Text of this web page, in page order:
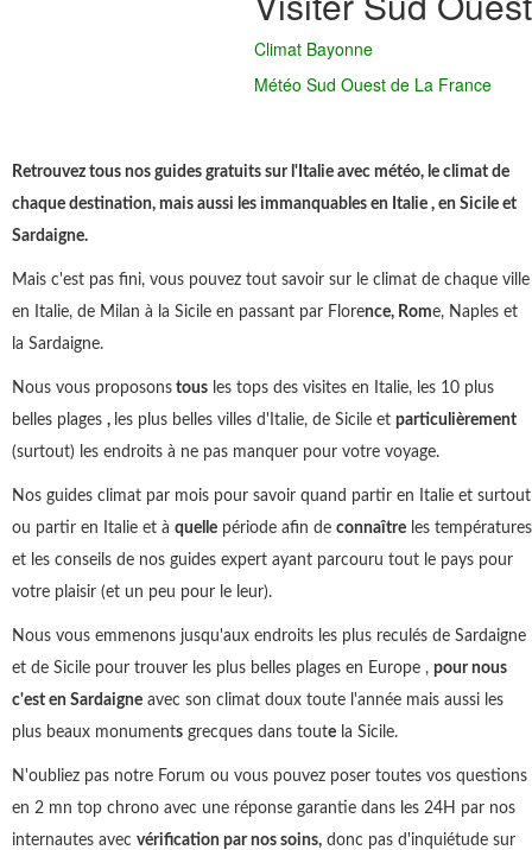
Climat Bayonne
Météo Sud Ouest de La France
Retrouvez tous nos guides gratuits sur l'Italie avec météo, le climat de
chaque destination, mais aussi les immanquables en Italie , en Sicile et
Sardaigne.
Mais c'est pas fini, vous pouvez tout savoir sur le climat de chaque ville
en Italie, de Milan à la Sicile en passant par Florence, Rome, Naples et
la Sardaigne.
Nous vous proposons tous les tops des visites en Italie, les 10 plus
belles plages , les plus belles villes d'Italie, de Sicile et particulièrement
(surtout) les endroits à ne pas manquer pour votre voyage.
Nos guides climat par mois pour savoir quand partir en Italie et surtout
ou partir en Italie et à quelle période afin de connaître les températures
et les conseils de nos guides expert ayant parcouru tout le pays pour
votre plaisir (et un peu pour le leur).
Nous vous emmenons jusqu'aux endroits les plus reculés de Sardaigne
et de Sicile pour trouver les plus belles plages en Europe , pour nous
c'est en Sardaigne avec son climat doux toute l'année mais aussi les
plus beaux monuments grecques dans toute la Sicile.
N'oubliez pas notre Forum ou vous pouvez poser toutes vos questions
en 2 mn top chrono avec une réponse garantie dans les 24H par nos
internautes avec vérification par nos soins, donc pas d'inquiétude sur